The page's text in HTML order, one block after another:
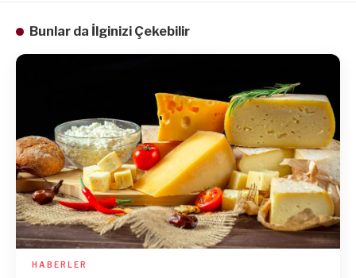
Bunlar da İlginizi Çekebilir
HABERLER